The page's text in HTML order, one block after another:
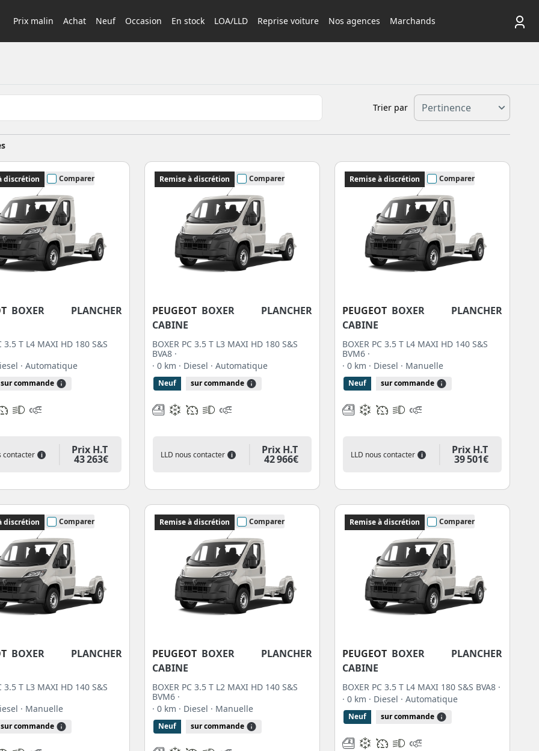
Prix malin Achat Neuf Occasion En stock LOA/LLD Reprise voiture Nos agences Marchands
Trier par
discrétion Comparer
BOXER PLANCHER
3.5 T L4 MAXI HD 180 S&S
· Automatique
sur commande
contacter i Prix H.T
43 263€
Remise à discrétion Comparer
PEUGEOT BOXER PLANCHER
CABINE
BOXER PC 3.5 T L3 MAXI HD 180 S&S
BVA8 ·
· 0 km · Diesel · Automatique
Neuf sur commande
LLD nous contacter i Prix H.T
42 966€
Remise à discrétion Comparer
PEUGEOT BOXER PLANCHER
CABINE
BOXER PC 3.5 T L4 MAXI HD 140 S&S
BVM6 ·
· 0 km · Diesel · Manuelle
Neuf sur commande
LLD nous contacter i Prix H.T
39 501€
discrétion Comparer
BOXER PLANCHER
3.5 T L3 MAXI HD 140 S&S
· Manuelle
sur commande
Remise à discrétion Comparer
PEUGEOT BOXER PLANCHER
CABINE
BOXER PC 3.5 T L2 MAXI HD 140 S&S
BVM6 ·
· 0 km · Diesel · Manuelle
Neuf sur commande
Remise à discrétion Comparer
PEUGEOT BOXER PLANCHER
CABINE
BOXER PC 3.5 T L4 MAXI 180 S&S BVA8 ·
· 0 km · Diesel · Automatique
Neuf sur commande